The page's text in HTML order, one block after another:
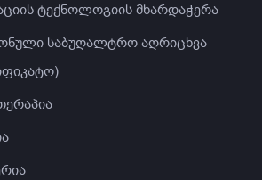
ტექნოლოგიის მხარდაჭერა
საბუღალტრო აღრიცხვა